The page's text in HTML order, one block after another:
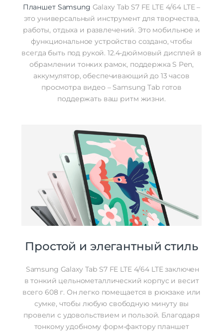
Стерео
Навигация
Гарантия
Гарантийный Срок
Планшет Samsung Galaxy Tab S7 FE LTE 4/64 LTE –
это универсальный инструмент для творчества,
работы, отдыха и развлечений. Это мобильное и
функциональное устройство создано, чтобы
всегда быть под рукой. 12.4-дюймовый дисплей в
обрамлении тонких рамок, поддержка S Pen,
аккумулятор, обеспечивающий до 13 часов
просмотра видео – Samsung Tab готов
поддержать ваш ритм жизни.
Простой и элегантный стиль
Samsung Galaxy Tab S7 FE LTE 4/64 LTE заключен
в тонкий цельнометаллический корпус и весит
всего 608 г. Он легко помещается в рюкзаке или
сумке, чтобы любую свободную минуту вы
провели с удовольствием и пользой. Благодаря
тонкому удобному форм-фактору планшет